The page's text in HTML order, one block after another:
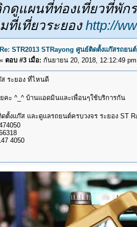
ดูแผนที่ท่องเที่ยวที่พัก
ที่เที่ยวระยอง http://
Re: STR2013 STRayong ศูนย์ติดตั้งแก๊สรถยน
« ตอบ #3 เมื่อ: กันยายน 20, 2018, 12:12:49
ระยอง ที่ไหนดี
คะ ^_^ บ้านแอดมินและเพื่อนๆใช้บริการกัน
ตั้งแก๊ส และดูแลรถยนต์ครบวงจร ระยอง ST
4050